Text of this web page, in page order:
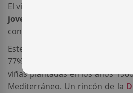
El vino
joven
conocida como
Este
77%
viñas plantadas en los años
Mediterráneo. Un rincón de la